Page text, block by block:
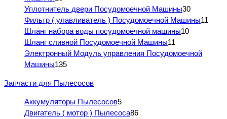
Уплотнитель двери Посудомоечной Машины30
Фильтр ( улавливатель ) Посудомоечной Машины11
Шланг набора воды посудомоечной машины10
Шланг сливной Посудомоечной Машины11
Электронный Модуль управления Посудомоечной
Машины135
Запчасти для Пылесосов
Аккумуляторы Пылесосов5
Двигатель ( мотор ) Пылесоса86